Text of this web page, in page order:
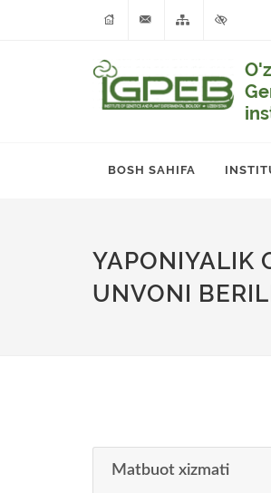
BOSH SAHIFA
YAPONIYALIK
UNVONI
Matbuot xizmati